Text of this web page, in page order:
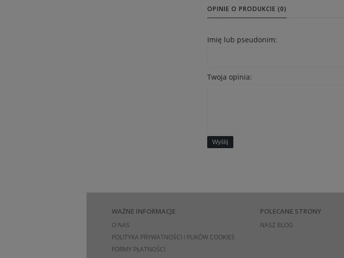
OPINIE O PRODUKCIE (0)
Imię lub pseudonim:
Twoja opinia:
Wyślij
WAŻNE INFORMACJE
O NAS
POLITYKA PRYWATNOŚCI I PLIKÓW COOKIES
FORMY PŁATNOŚCI
POLECANE STRONY
NASZ BLOG